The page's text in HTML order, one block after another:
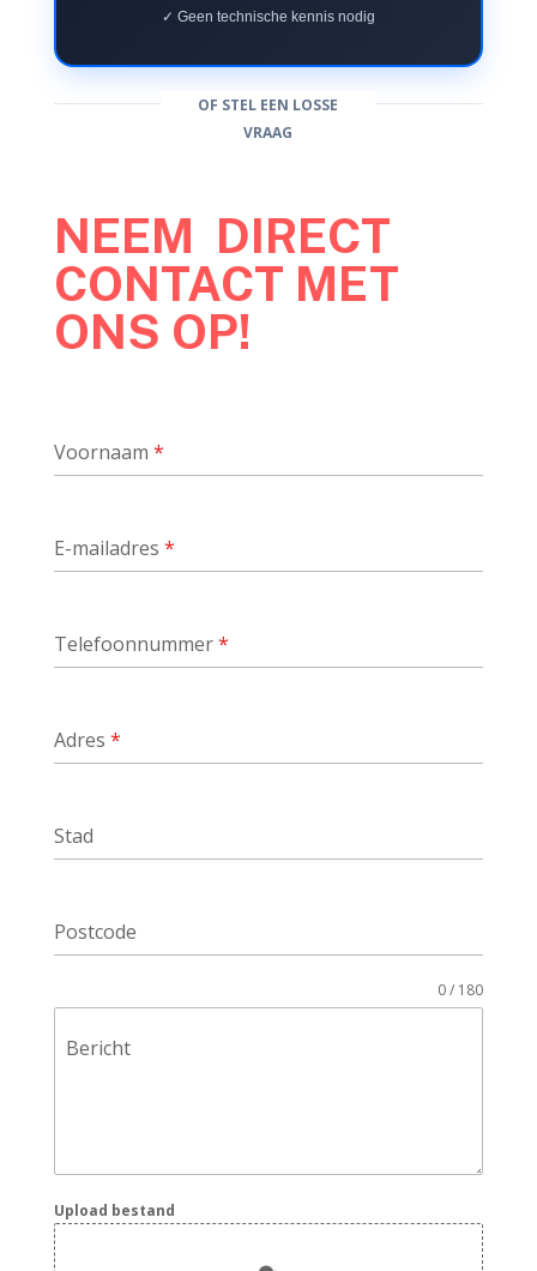
✓ Geen technische kennis nodig
OF STEL EEN LOSSE
VRAAG
NEEM DIRECT
CONTACT MET
ONS OP!
Voornaam *
E-mailadres *
Telefoonnummer*
Adres *
Stad
Postcode
Bericht
0 / 180
Upload bestand